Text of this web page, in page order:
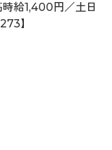
給1,400円／土日
】